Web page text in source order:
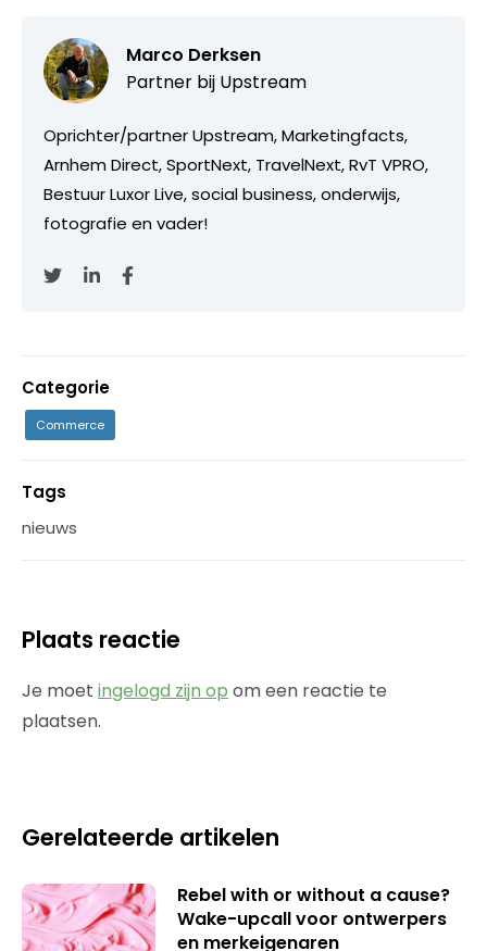
Marco Derksen
Partner bij Upstream
Oprichter/partner Upstream, Marketingfacts,
Arnhem Direct, SportNext, TravelNext, RvT VPRO,
Bestuur Luxor Live, social business, onderwijs,
fotografie en vader!
Categorie
Commerce
Tags
nieuws
Plaats reactie
Je moet ingelogd zijn op om een reactie te
plaatsen.
Gerelateerde artikelen
Rebel with or without a cause?
Wake-upcall voor ontwerpers
en merkeigenaren